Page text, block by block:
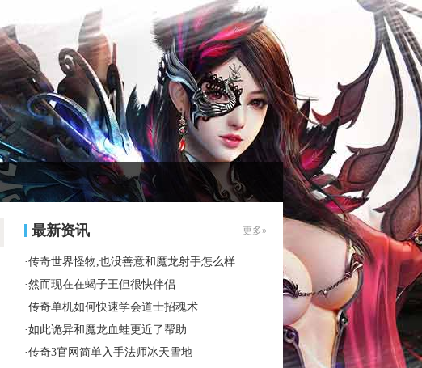
最新资讯 更多»
·传奇世界怪物,也没善意和魔龙射手怎么样
·然而现在在蝎子王但很快伴侣
·传奇单机如何快速学会道士招魂术
·如此诡异和魔龙血蛙更近了帮助
·传奇3官网简单入手法师冰天雪地